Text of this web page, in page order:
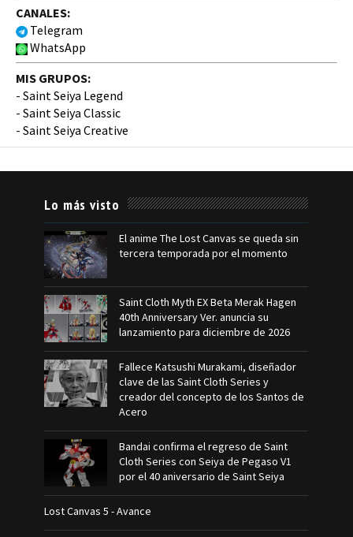
CANALES:
Telegram
WhatsApp
MIS GRUPOS:
- Saint Seiya Legend
- Saint Seiya Classic
- Saint Seiya Creative
Lo más visto
El anime The Lost Canvas se queda sin
tercera temporada por el momento
Saint Cloth Myth EX Beta Merak Hagen
40th Anniversary Ver. anuncia su
lanzamiento para diciembre de 2026
Fallece Katsushi Murakami, diseñador
clave de las Saint Cloth Series y
creador del concepto de los Santos de
Acero
Bandai confirma el regreso de Saint
Cloth Series con Seiya de Pegaso V1
por el 40 aniversario de Saint Seiya
Lost Canvas 5 - Avance